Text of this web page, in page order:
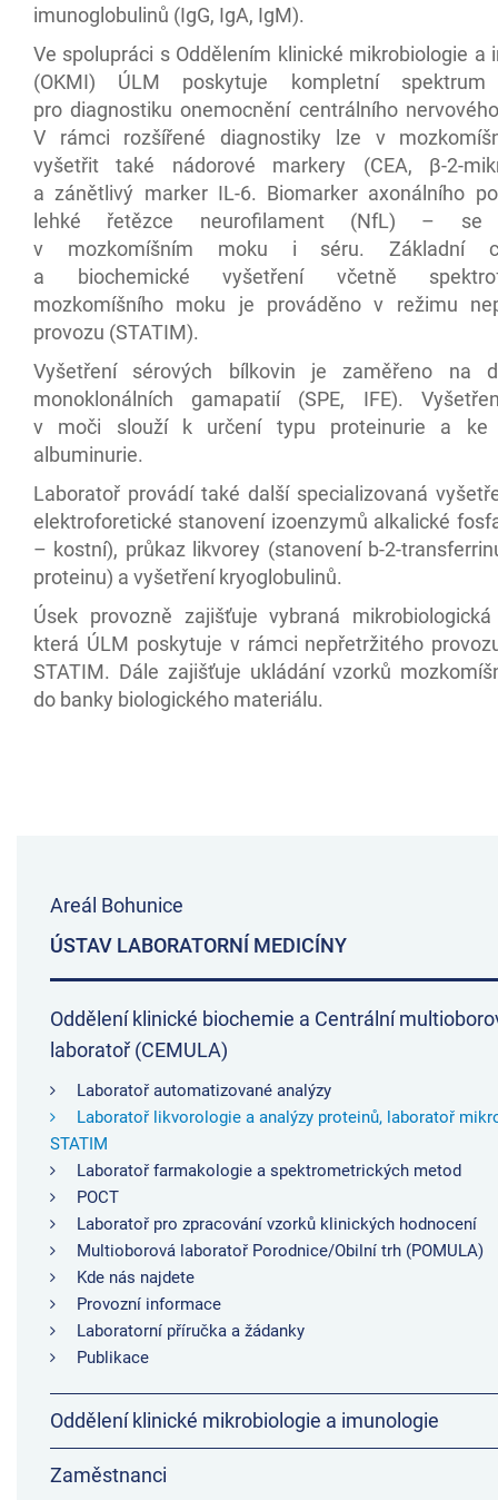
imunoglobulinů (IgG, IgA, IgM).
Ve spolupráci s Oddělením klinické mikrobiologie a
(OKMI) ÚLM poskytuje kompletní spektrum
pro diagnostiku onemocnění centrálního
V rámci rozšířené diagnostiky lze v
vyšetřit také nádorové markery (CEA, β-2-
a zánětlivý marker IL-6. Biomarker axonálního
lehké řetězce neurofilament (NfL) – se
v mozkomíšním moku i séru. Základní
a biochemické vyšetření včetně
mozkomíšního moku je prováděno v režimu
provozu (STATIM).
Vyšetření sérových bílkovin je zaměřeno na
monoklonálních gamapatií (SPE, IFE).
v moči slouží k určení typu proteinurie a ke
albuminurie.
Laboratoř provádí také další specializovaná
elektroforetické stanovení izoenzymů alkalické
– kostní), průkaz likvorey (stanovení b-2-
proteinu) a vyšetření kryoglobulinů.
Úsek provozně zajišťuje vybraná
která ÚLM poskytuje v rámci nepřetržitého
STATIM. Dále zajišťuje ukládání vzorků
do banky biologického materiálu.
Areál Bohunice
ÚSTAV LABORATORNÍ MEDICÍNY
Oddělení klinické biochemie a Centrální
laboratoř (CEMULA)
Laboratoř automatizované analýzy
Laboratoř likvorologie a analýzy proteinů, laboratoř
STATIM
Laboratoř farmakologie a spektrometrických metod
POCT
Laboratoř pro zpracování vzorků klinických hodnocení
Multioborová laboratoř Porodnice/Obilní trh (POMULA)
Kde nás najdete
Provozní informace
Laboratorní příručka a žádanky
Publikace
Oddělení klinické mikrobiologie a imunologie
Zaměstnanci